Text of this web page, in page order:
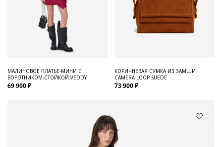
МАЛИНОВОЕ ПЛАТЬЕ-МИНИ С
ВОРОТНИКОМ-СТОЙКОЙ VEDDY
69 900 ₽
КОРИЧНЕВАЯ СУМКА ИЗ ЗАМШИ
CAMERA LOOP SUEDE
73 900 ₽